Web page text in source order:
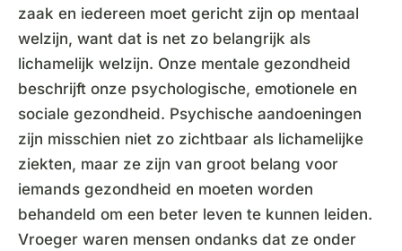
zaak en iedereen moet gericht zijn op mentaal
welzijn, want dat is net zo belangrijk als
lichamelijk welzijn. Onze mentale gezondheid
beschrijft onze psychologische, emotionele en
sociale gezondheid. Psychische aandoeningen
zijn misschien niet zo zichtbaar als lichamelijke
ziekten, maar ze zijn van groot belang voor
iemands gezondheid en moeten worden
behandeld om een beter leven te kunnen leiden.
Vroeger waren mensen ondanks dat ze onder